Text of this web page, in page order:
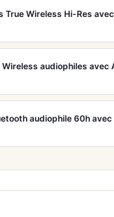
audiophile 60h